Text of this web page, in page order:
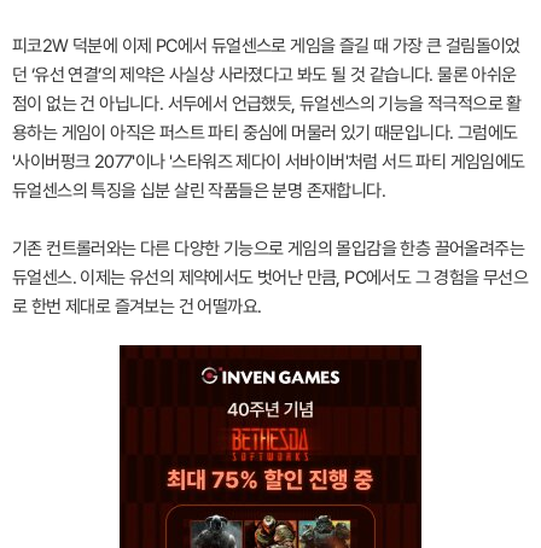
피코2W 덕분에 이제 PC에서 듀얼센스로 게임을 즐길 때 가장 큰 걸림돌이었
던 ‘유선 연결’의 제약은 사실상 사라졌다고 봐도 될 것 같습니다. 물론 아쉬운
점이 없는 건 아닙니다. 서두에서 언급했듯, 듀얼센스의 기능을 적극적으로 활
용하는 게임이 아직은 퍼스트 파티 중심에 머물러 있기 때문입니다. 그럼에도
'사이버펑크 2077'이나 '스타워즈 제다이 서바이버'처럼 서드 파티 게임임에도
듀얼센스의 특징을 십분 살린 작품들은 분명 존재합니다.
기존 컨트롤러와는 다른 다양한 기능으로 게임의 몰입감을 한층 끌어올려주는
듀얼센스. 이제는 유선의 제약에서도 벗어난 만큼, PC에서도 그 경험을 무선으
로 한번 제대로 즐겨보는 건 어떨까요.